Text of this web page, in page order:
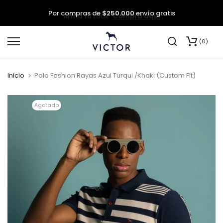
Por compras de$250.000envío gratis
saltar
al
contenido
0
Inicio Polo Fashion Rayas Azul Turqui /Khaki (Custom Fit)
Agotado